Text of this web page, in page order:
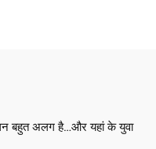
बहुत अलग है…और यहां के युवा